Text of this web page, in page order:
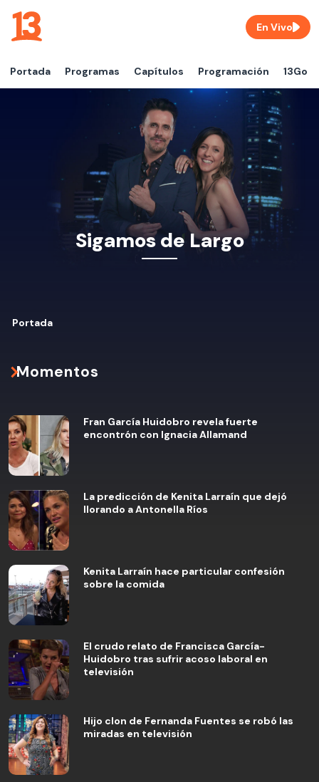
Portada Programas Capítulos Programación 13Go
En Vivo
Sigamos de Largo
Portada
Momentos
Fran García Huidobro revela fuerte
encontrón con Ignacia Allamand
La predicción de Kenita Larraín que dejó
llorando a Antonella Ríos
Kenita Larraín hace particular confesión
sobre la comida
El crudo relato de Francisca García-
Huidobro tras sufrir acoso laboral en
televisión
Hijo clon de Fernanda Fuentes se robó las
miradas en televisión